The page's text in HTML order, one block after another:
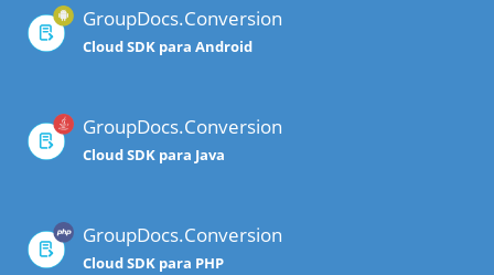
GroupDocs.Conversion
Cloud SDK para Android
GroupDocs.Conversion
Cloud SDK para Java
GroupDocs.Conversion
Cloud SDK para PHP